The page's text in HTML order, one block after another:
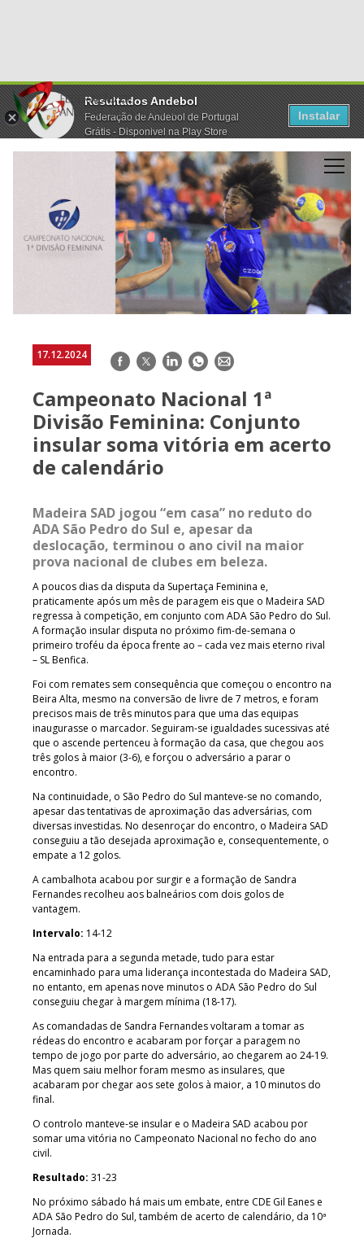
Resultados Andebol
Federação de Andebol de Portugal
Grátis - Disponivel na Play Store
Instalar
17.12.2024 Facebook
TwitterLinkedInWhatsApp
E-
Campeonato Nacional 1ª
Divisão Feminina: Conjunto
insular soma vitória em acerto
de calendário
Madeira SAD jogou “em casa” no reduto do
ADA São Pedro do Sul e, apesar da
deslocação, terminou o ano civil na maior
prova nacional de clubes em beleza.
A poucos dias da disputa da Supertaça Feminina e,
praticamente após um mês de paragem eis que o Madeira SAD
regressa à competição, em conjunto com ADA São Pedro do Sul.
A formação insular disputa no próximo fim-de-semana o
primeiro troféu da época frente ao – cada vez mais eterno rival
– SL Benfica.
Foi com remates sem consequência que começou o encontro na
Beira Alta, mesmo na conversão de livre de 7 metros, e foram
precisos mais de três minutos para que uma das equipas
inaugurasse o marcador. Seguiram-se igualdades sucessivas até
que o ascende pertenceu à formação da casa, que chegou aos
três golos à maior (3-6), e forçou o adversário a parar o
encontro.
Na continuidade, o São Pedro do Sul manteve-se no comando,
apesar das tentativas de aproximação das adversárias, com
diversas investidas. No desenroçar do encontro, o Madeira SAD
conseguiu a tão desejada aproximação e, consequentemente, o
empate a 12 golos.
A cambalhota acabou por surgir e a formação de Sandra
Fernandes recolheu aos balneários com dois golos de
vantagem.
Intervalo: 14-12
Na entrada para a segunda metade, tudo para estar
encaminhado para uma liderança incontestada do Madeira SAD,
no entanto, em apenas nove minutos o ADA São Pedro do Sul
conseguiu chegar à margem mínima (18-17).
As comandadas de Sandra Fernandes voltaram a tomar as
rédeas do encontro e acabaram por forçar a paragem no
tempo de jogo por parte do adversário, ao chegarem ao 24-19.
Mas quem saiu melhor foram mesmo as insulares, que
acabaram por chegar aos sete golos à maior, a 10 minutos do
final.
O controlo manteve-se insular e o Madeira SAD acabou por
somar uma vitória no Campeonato Nacional no fecho do ano
civil.
Resultado: 31-23
No próximo sábado há mais um embate, entre CDE Gil Eanes e
ADA São Pedro do Sul, também de acerto de calendário, da 10ª
Jornada.